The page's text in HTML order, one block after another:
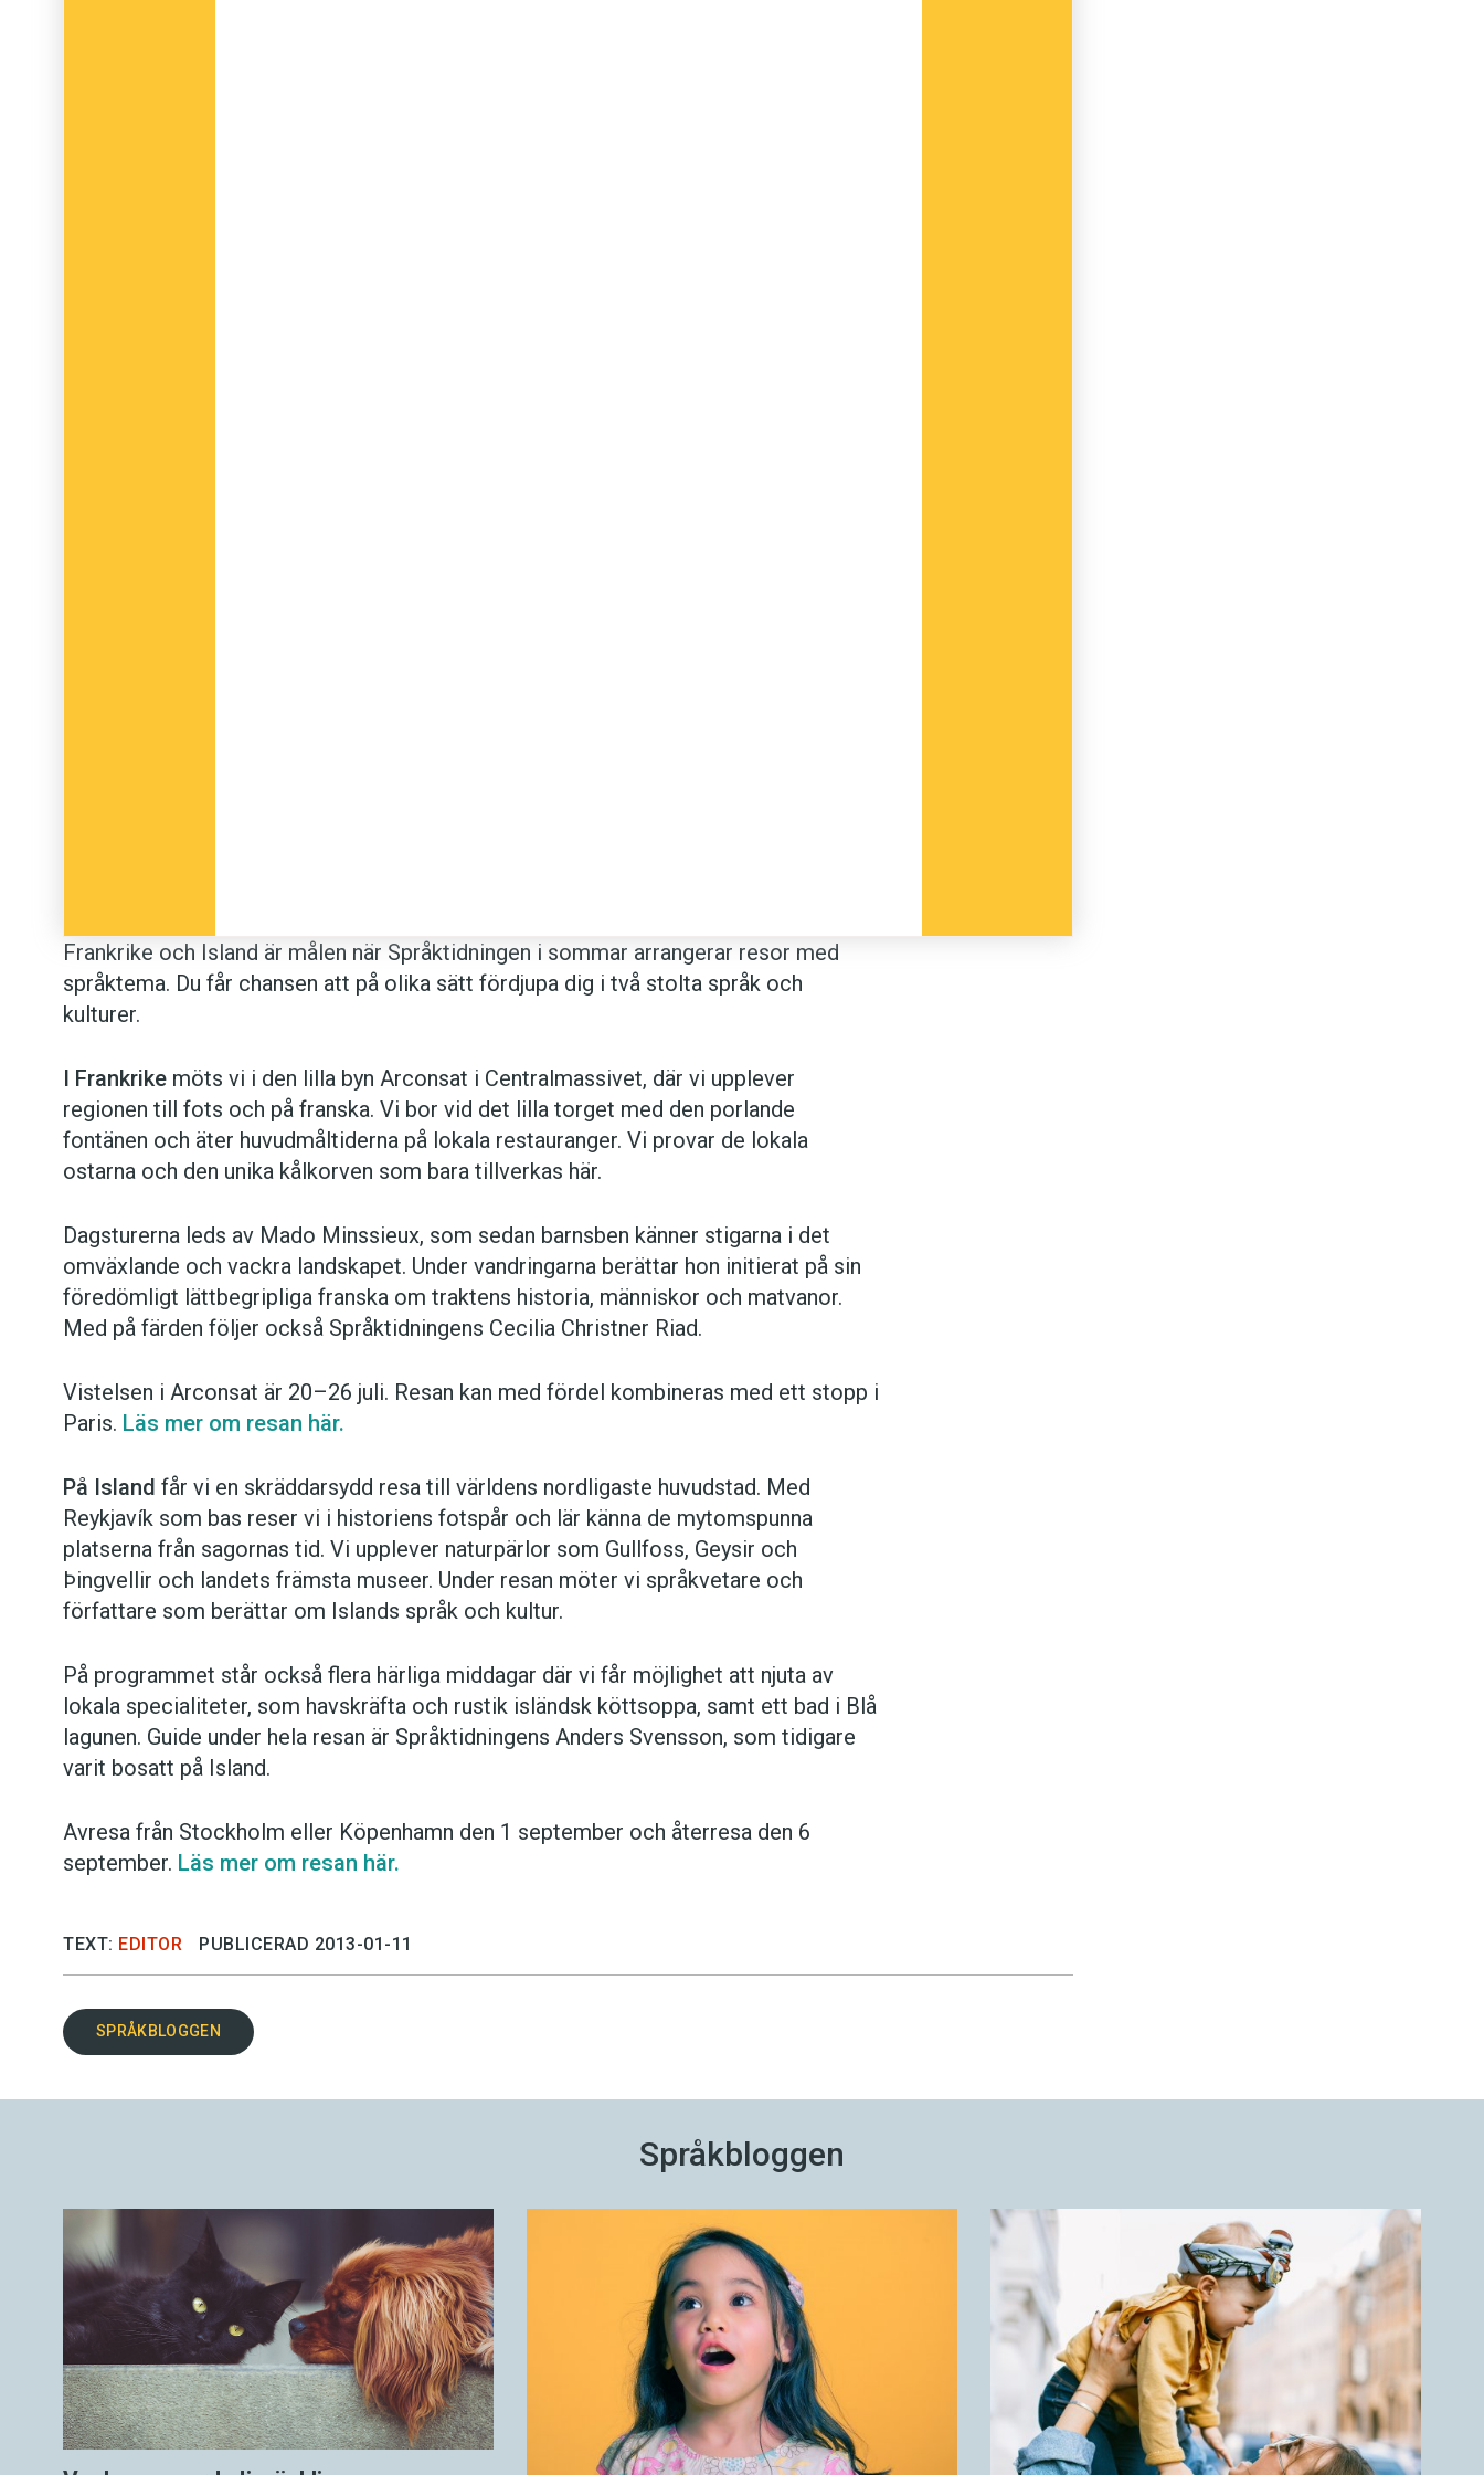
Frankrike och Island är målen när Språktidningen i sommar arrangerar resor med
språktema. Du får chansen att på olika sätt fördjupa dig i två stolta språk och
kulturer.
I Frankrike möts vi i den lilla byn Arconsat i Centralmassivet, där vi upplever
regionen till fots och på franska. Vi bor vid det lilla torget med den porlande
fontänen och äter huvudmåltiderna på lokala restauranger. Vi provar de lokala
ostarna och den unika kålkorven som bara tillverkas här.
Dagsturerna leds av Mado Minssieux, som sedan barnsben känner stigarna i det
omväxlande och vackra landskapet. Under vandringarna berättar hon initierat på sin
föredömligt lättbegripliga franska om traktens historia, människor och matvanor.
Med på färden följer också Språktidningens Cecilia Christner Riad.
Vistelsen i Arconsat är 20–26 juli. Resan kan med fördel kombineras med ett stopp i
Paris. Läs mer om resan här.
På Island får vi en skräddarsydd resa till världens nordligaste huvudstad. Med
Reykjavík som bas reser vi i historiens fotspår och lär känna de mytomspunna
platserna från sagornas tid. Vi upplever naturpärlor som Gullfoss, Geysir och
Þingvellir och landets främsta museer. Under resan möter vi språkvetare och
författare som berättar om Islands språk och kultur.
På programmet står också flera härliga middagar där vi får möjlighet att njuta av
lokala specialiteter, som havskräfta och rustik isländsk köttsoppa, samt ett bad i Blå
lagunen. Guide under hela resan är Språktidningens Anders Svensson, som tidigare
varit bosatt på Island.
Avresa från Stockholm eller Köpenhamn den 1 september och återresa den 6
september. Läs mer om resan här.
TEXT: EDITOR PUBLICERAD 2013-01-11
SPRÅKBLOGGEN
Språkbloggen